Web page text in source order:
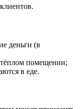
деньги (в
тёплом помещении;
в еде.